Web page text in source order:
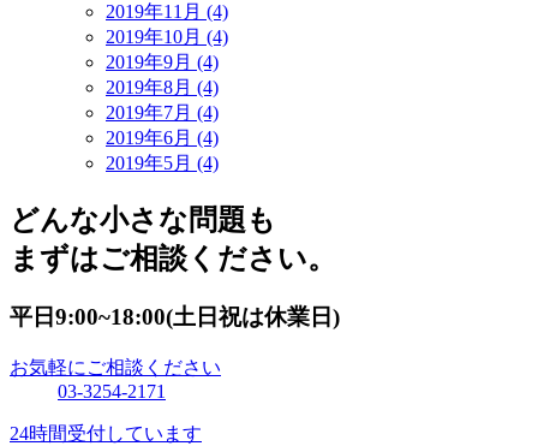
2019年11月 (4)
2019年10月 (4)
2019年9月 (4)
2019年8月 (4)
2019年7月 (4)
2019年6月 (4)
2019年5月 (4)
どんな小さな問題も
まずはご相談ください。
平日9:00~18:00(土日祝は休業日)
お気軽にご相談ください
03-3254-2171
24時間受付しています